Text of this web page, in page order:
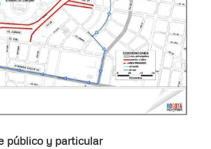
público y particular